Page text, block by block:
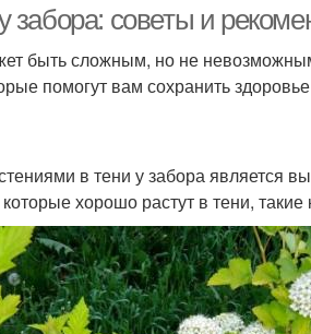
забора: советы и
быть сложным, но не
помогут вам сохранить
в тени у забора является
хорошо растут в тени, такие